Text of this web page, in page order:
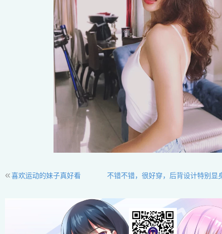
不错不错，很好穿，后背设计特别显
«喜欢运动的妹子真好看